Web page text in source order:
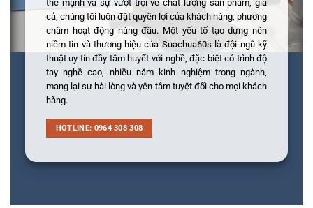
thế mạnh và sự vượt trội về chất lượng sản phẩm, giá
cả; chúng tôi luôn đặt quyền lợi của khách hàng, phương
châm hoạt động hàng đầu. Một yếu tố tạo dựng nên
niềm tin và thương hiệu của Suachua60s là đội ngũ kỹ
thuật uy tín đầy tâm huyết với nghề, đặc biệt có trình độ
tay nghề cao, nhiều năm kinh nghiệm trong ngành,
mang lại sự hài lòng và yên tâm tuyệt đối cho mọi khách
hàng.
HOTLINE: 0964 308 308